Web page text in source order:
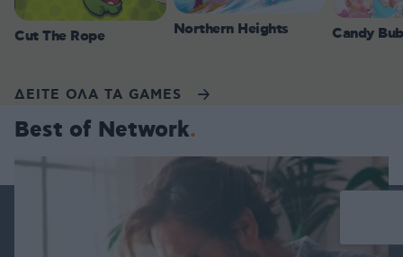
Cut The Rope Northern Heights Candy
ΔΕΙΤΕ ΟΛΑ ΤΑ GAMES
Best of Network